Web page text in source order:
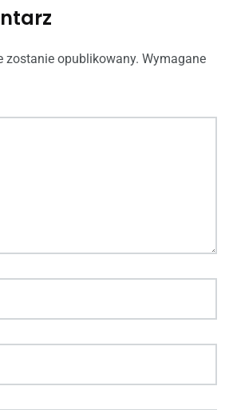
zostanie opublikowany. Wymagane